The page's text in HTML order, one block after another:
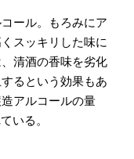
ール。もろみにア
スッキリした味に
清酒の香味を劣化
るという効果もあ
アルコールの量
いる。